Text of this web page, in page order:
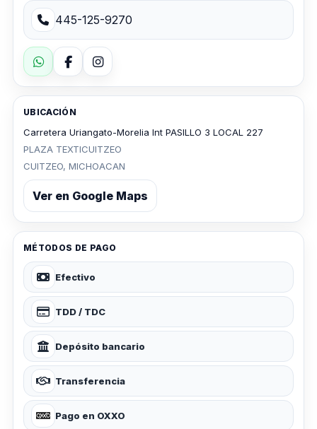
445-125-9270
UBICACIÓN
Carretera Uriangato-Morelia Int PASILLO 3 LOCAL 227
PLAZA TEXTICUITZEO
CUITZEO, MICHOACAN
Ver en Google Maps
MÉTODOS DE PAGO
Efectivo
TDD / TDC
Depósito bancario
Transferencia
Pago en OXXO